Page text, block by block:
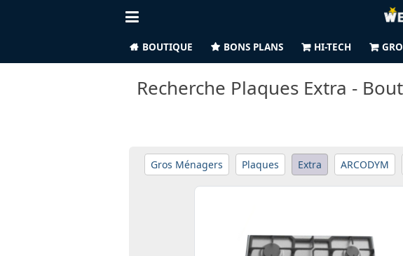
BOUTIQUE BONS PLANS HI-TECH
Recherche Plaques Extra -
Gros Ménagers Plaques Extra ARCODYM